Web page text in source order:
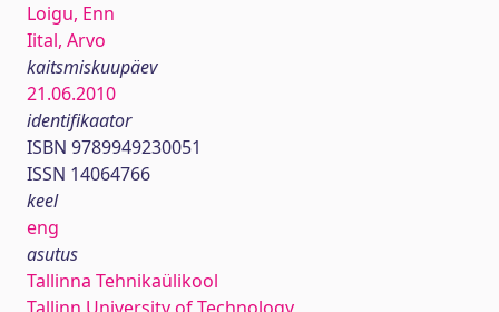
Loigu, Enn
Iital, Arvo
kaitsmiskuupäev
21.06.2010
identifikaator
ISBN 9789949230051
ISSN 14064766
keel
eng
asutus
Tallinna Tehnikaülikool